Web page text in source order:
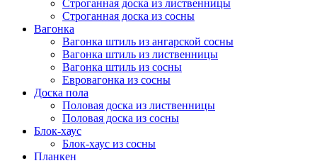
Строганная доска из лиственницы
Строганная доска из сосны
Вагонка
Вагонка штиль из ангарской сосны
Вагонка штиль из лиственницы
Вагонка штиль из сосны
Евровагонка из сосны
Доска пола
Половая доска из лиственницы
Половая доска из сосны
Блок-хаус
Блок-хаус из сосны
Планкен